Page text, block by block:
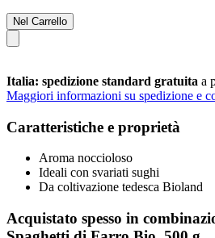
Nel Carrello
Italia: spedizione standard gratuita a
Maggiori informazioni su spedizione e
Caratteristiche e proprietà
Aroma noccioloso
Ideali con svariati sughi
Da coltivazione tedesca Bioland
Acquistato spesso in